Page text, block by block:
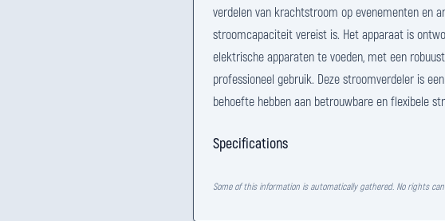
verdelen van krachtstroom op evenementen en
stroomcapaciteit vereist is. Het apparaat is
elektrische apparaten te voeden, met een
professioneel gebruik. Deze stroomverdeler is
behoefte hebben aan betrouwbare en flexibele
Specifications
Some of this information is automatically gathered. No rights